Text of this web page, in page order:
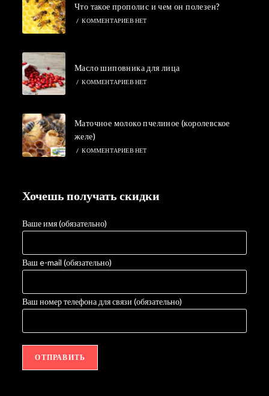
Что такое прополис и чем он полезен?
/ КОММЕНТАРИЕВ НЕТ
Масло шиповника для лица
/ КОММЕНТАРИЕВ НЕТ
Маточное молоко пчелиное (королевское
желе)
/ КОММЕНТАРИЕВ НЕТ
Хочешь получать скидки
Ваше имя (обязательно)
Ваш e-mail (обязательно)
Ваш номер телефона для связи (обязательно)